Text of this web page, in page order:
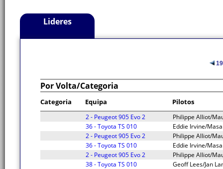
Lideres
Por Volta/Categoria
Categoria Equipa Pilotos
2 - Peugeot 905 Evo 2
Philippe Alliot/
36 - Toyota TS 010
Eddie Irvine/
2 - Peugeot 905 Evo 2
Philippe Alliot/
36 - Toyota TS 010
Eddie Irvine/
2 - Peugeot 905 Evo 2
Philippe Alliot/
38 - Toyota TS 010
Geoff Lees/Jan